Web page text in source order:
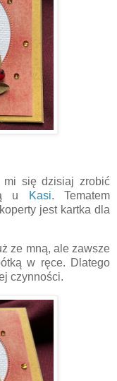
mi się dzisiaj zrobić
u
Kasi. Tematem
jest kartka dla
ze mną, ale zawsze
w ręce. Dlatego
czynności.